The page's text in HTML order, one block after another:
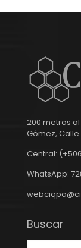
200 metros
Gómez, Calle
Central:
WhatsApp:
Buscar